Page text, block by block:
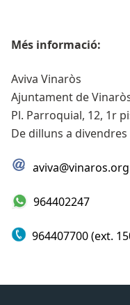
Més informació:
Aviva Vinaròs
Ajuntament de
Pl. Parroquial, 12, 1r
De dilluns a
aviva@vinaros.org
964402247
964407700 (ext.